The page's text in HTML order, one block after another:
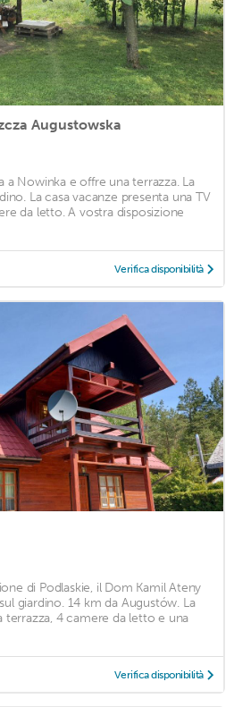
Augustowska
Nowinka e offre una terrazza. La
La casa vacanze presenta una TV
da letto. A vostra disposizione
Verifica disponibilità
di Podlaskie, il Dom Kamil Ateny
giardino. 14 km da Augustów. La
terrazza, 4 camere da letto e una
Verifica disponibilità